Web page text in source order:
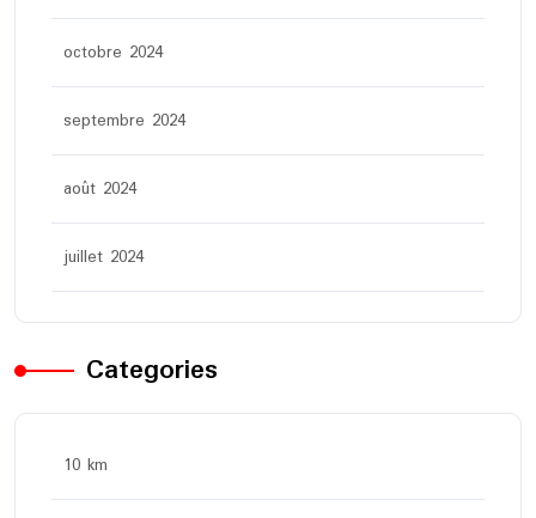
octobre 2024
septembre 2024
août 2024
juillet 2024
Categories
10 km